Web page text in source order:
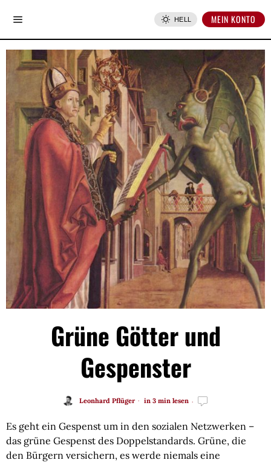
HELL MEIN KONTO
Grüne Götter und
Gespenster
Leonhard Pflüger in 3 min lesen
Es geht ein Gespenst um in den sozialen Netzwerken –
das grüne Gespenst des Doppelstandards. Grüne, die
den Bürgern versichern, es werde niemals eine